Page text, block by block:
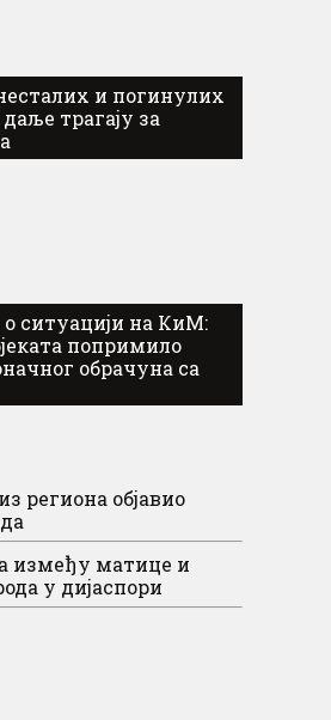
и погинулих
трагају за
ситуацији на КиМ:
попримило
обрачуна са
региона објавио
између матице и
у дијаспори